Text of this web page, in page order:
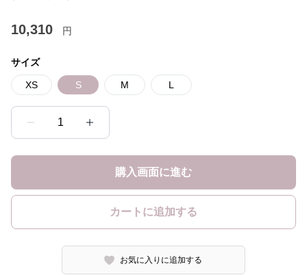
10,310 円
サイズ
XS S M L
1
購入画面に進む
カートに追加する
お気に入りに追加する